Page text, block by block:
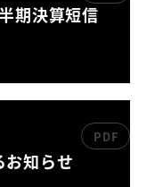
期決算短信
お知らせ